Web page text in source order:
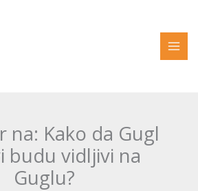
na: Kako da Gugl
budu vidljivi na
Guglu?